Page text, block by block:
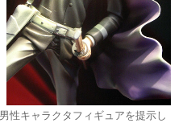
性キャラクタフィギュアを提示し